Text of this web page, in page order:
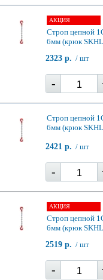
АКЦИЯ
Строп цепной
6мм (крюк
2323 р. / шт
-
Строп цепной
6мм (крюк
2421 р. / шт
-
АКЦИЯ
Строп цепной
6мм (крюк
2519 р. / шт
-